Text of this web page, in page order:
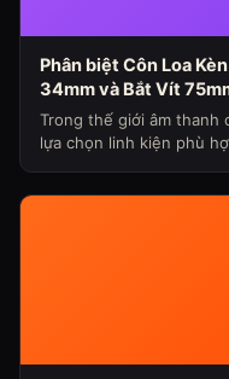
Phân biệt Côn Loa
34mm và Bắt Vít
Hùng Audio (Chủ đề
Trong thế giới âm thanh
lựa chọn linh kiện phù